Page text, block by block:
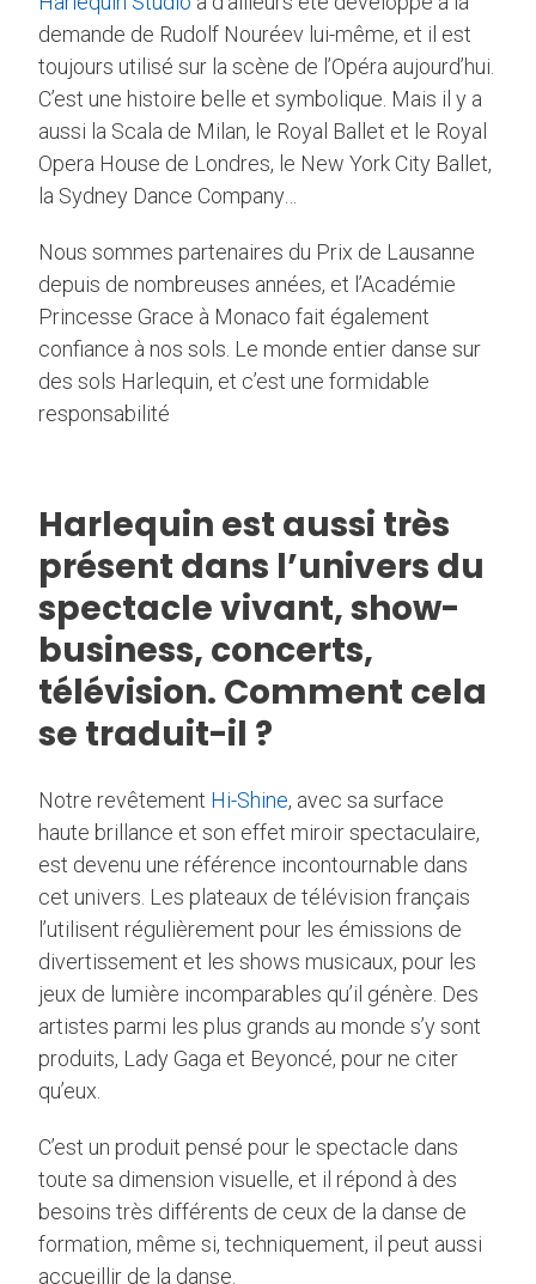
demande de Rudolf Nouréev lui-même, et il est
toujours utilisé sur la scène de l’Opéra aujourd’hui.
C’est une histoire belle et symbolique. Mais il y a
aussi la Scala de Milan, le Royal Ballet et le Royal
Opera House de Londres, le New York City Ballet,
la Sydney Dance Company…
Nous sommes partenaires du Prix de Lausanne
depuis de nombreuses années, et l’Académie
Princesse Grace à Monaco fait également
confiance à nos sols. Le monde entier danse sur
des sols Harlequin, et c’est une formidable
responsabilité
Harlequin est aussi très
présent dans l’univers du
spectacle vivant, show-
business, concerts,
télévision. Comment cela
se traduit-il ?
Notre revêtement Hi-Shine, avec sa surface
haute brillance et son effet miroir spectaculaire,
est devenu une référence incontournable dans
cet univers. Les plateaux de télévision français
l’utilisent régulièrement pour les émissions de
divertissement et les shows musicaux, pour les
jeux de lumière incomparables qu’il génère. Des
artistes parmi les plus grands au monde s’y sont
produits, Lady Gaga et Beyoncé, pour ne citer
qu’eux.
C’est un produit pensé pour le spectacle dans
toute sa dimension visuelle, et il répond à des
besoins très différents de ceux de la danse de
formation, même si, techniquement, il peut aussi
accueillir de la danse.